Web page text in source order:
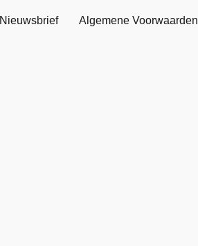
Nieuwsbrief Algemene Voorwaarden